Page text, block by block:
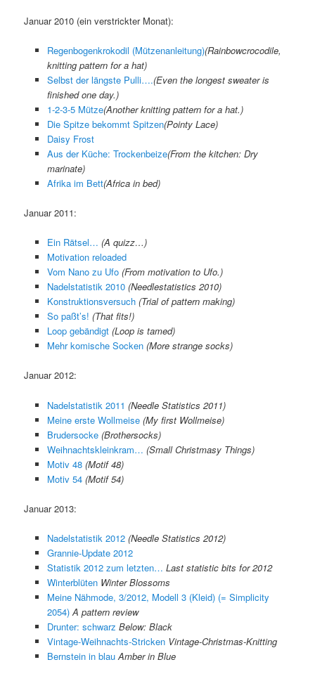
Januar 2010 (ein verstrickter Monat):
Regenbogenkrokodil (Mützenanleitung)(Rainbowcrocodile,
knitting pattern for a hat)
Selbst der längste Pulli….(Even the longest sweater is
finished one day.)
1-2-3-5 Mütze(Another knitting pattern for a hat.)
Die Spitze bekommt Spitzen(Pointy Lace)
Daisy Frost
Aus der Küche: Trockenbeize(From the kitchen: Dry
marinate)
Afrika im Bett(Africa in bed)
Januar 2011:
Ein Rätsel… (A quizz…)
Motivation reloaded
Vom Nano zu Ufo (From motivation to Ufo.)
Nadelstatistik 2010 (Needlestatistics 2010)
Konstruktionsversuch (Trial of pattern making)
So paßt’s! (That fits!)
Loop gebändigt (Loop is tamed)
Mehr komische Socken (More strange socks)
Januar 2012:
Nadelstatistik 2011 (Needle Statistics 2011)
Meine erste Wollmeise (My first Wollmeise)
Brudersocke (Brothersocks)
Weihnachtskleinkram… (Small Christmasy Things)
Motiv 48 (Motif 48)
Motiv 54 (Motif 54)
Januar 2013:
Nadelstatistik 2012 (Needle Statistics 2012)
Grannie-Update 2012
Statistik 2012 zum letzten… Last statistic bits for 2012
Winterblüten Winter Blossoms
Meine Nähmode, 3/2012, Modell 3 (Kleid) (= Simplicity
2054) A pattern review
Drunter: schwarz Below: Black
Vintage-Weihnachts-Stricken Vintage-Christmas-Knitting
Bernstein in blau Amber in Blue